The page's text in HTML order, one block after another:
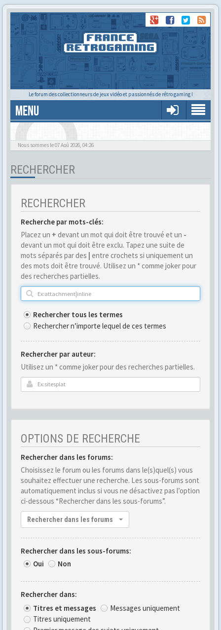
Le forum des collectionneurs de jeux vidéo et passionnés de rétro gaming !
MENU
Alors tu trouves ?
Nous sommes le 07 Aoû 2026, 04:26
RECHERCHER
RECHERCHER
Recherche par mots-clés:
Placez un + devant un mot qui doit être trouvé et un -
devant un mot qui doit être exclu. Tapez une suite de
mots séparés par des | entre crochets si uniquement un
des mots doit être trouvé. Utilisez un * comme joker pour
des recherches partielles.
Rechercher tous les termes
Rechercher n’importe lequel de ces termes
Rechercher par auteur:
Utilisez un * comme joker pour des recherches partielles.
OPTIONS DE RECHERCHE
Rechercher dans les forums:
Choisissez le forum ou les forums dans le(s)quel(s) vous
souhaitez effectuer une recherche. Les sous-forums sont
automatiquement inclus si vous ne désactivez pas l’option
ci-dessous “Rechercher dans les sous-forums”.
Rechercher dans les forums
Rechercher dans les sous-forums:
Oui
Non
Rechercher dans:
Titres et messages
Messages uniquement
Titres uniquement